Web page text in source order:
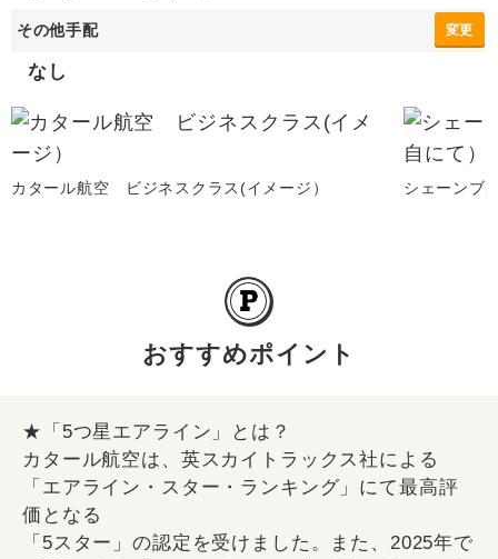
その他手配 変更
なし
カタール航空 ビジネスクラス(イメージ） シェーンブ
おすすめポイント
★「5つ星エアライン」とは？
カタール航空は、英スカイトラックス社による
「エアライン・スター・ランキング」にて最高評
価となる
「5スター」の認定を受けました。また、2025年で